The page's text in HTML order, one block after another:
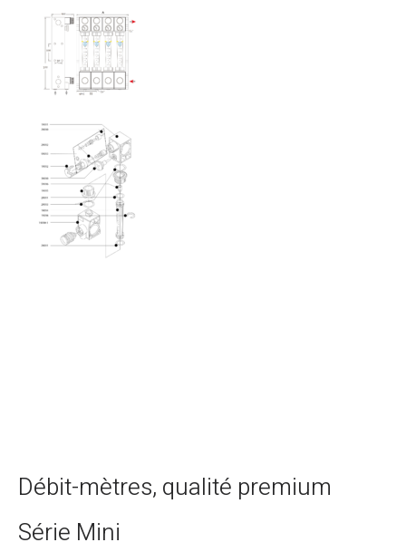
Débit-mètres, qualité premium
Série Mini